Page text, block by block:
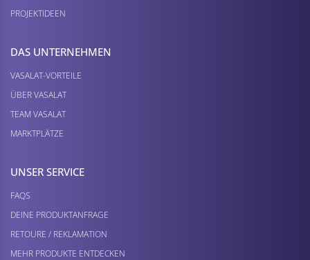
PROJEKTIDEEN
DAS UNTERNEHMEN
VASALAT-VORTEILE
ÜBER VASALAT
TEAM VASALAT
MARKTPLÄTZE
UNSER SERVICE
FAQS
DEINE PRODUKTANFRAGE
RETOURE / REKLAMATION
MEHR PRODUKTE ENTDECKEN